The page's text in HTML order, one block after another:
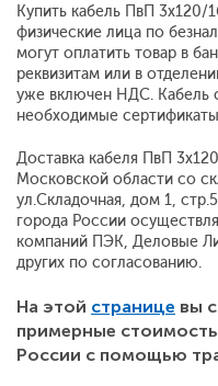
Купить кабель ПвП 3x120/
физические лица по
могут оплатить товар в
реквизитам или в
уже включен НДС. Кабель
необходимые
Доставка кабеля ПвП
Московской области со
ул.Складочная, дом 1,
города России
компаний ПЭК, Деловые
других по согласованию.
На этой странице вы
примерные
России с помощью